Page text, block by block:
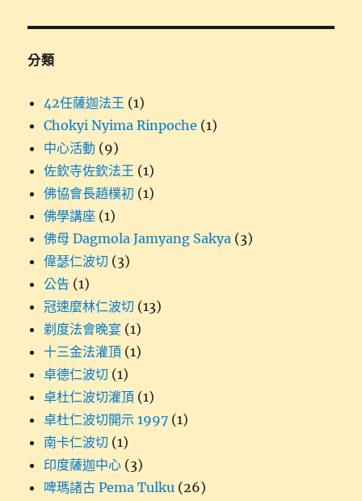
分類
42任薩迦法王 (1)
Chokyi Nyima Rinpoche (1)
中心活動 (9)
佐欽寺佐欽法王 (1)
佛協會長趙樸初 (1)
佛學講座 (1)
佛母 Dagmola Jamyang Sakya (3)
偉瑟仁波切 (3)
公告 (1)
冠速麼林仁波切 (13)
剃度法會晚宴 (1)
十三金法灌頂 (1)
卓德仁波切 (1)
卓杜仁波切灌頂 (1)
卓杜仁波切開示 1997 (1)
南卡仁波切 (1)
印度薩迦中心 (3)
啤瑪諸古 Pema Tulku (26)